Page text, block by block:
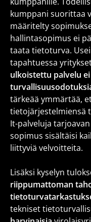
kumppani suorittaa
määritelty
hallintasopimus ei
taata tietoturva.
tapahtuessa
ulkoistettu palvelu
tärkeää ymmärtää,
tietojärjestelmiensä
It-palveluja
sopimus sisältäisi
liittyviä velvoitteita.
Lisäksi kyselyn
riippumattoman
tekniset